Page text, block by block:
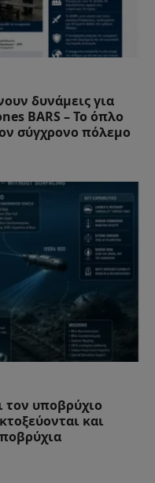
δυνάμεις για
BARS – Το όπλο
σύγχρονο πόλεμο
τον υποβρύχιο
και